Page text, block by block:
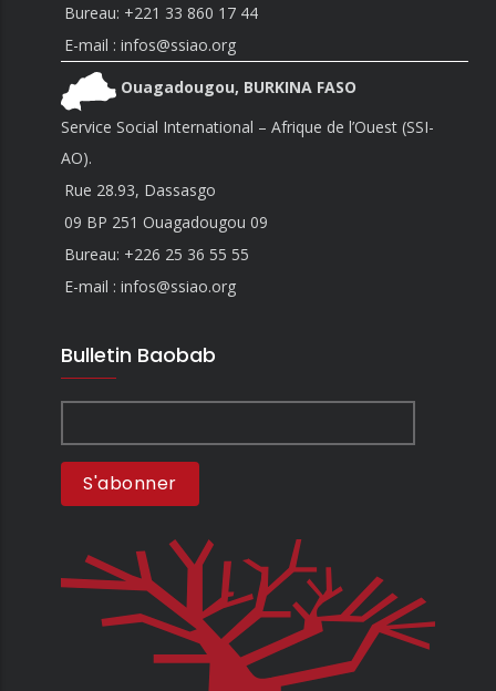
Bureau: +221 33 860 17 44
E-mail : infos@ssiao.org
Ouagadougou, BURKINA FASO
Service Social International – Afrique de l’Ouest (SSI-
AO).
Rue 28.93, Dassasgo
09 BP 251 Ouagadougou 09
Bureau: +226 25 36 55 55
E-mail : infos@ssiao.org
Bulletin Baobab